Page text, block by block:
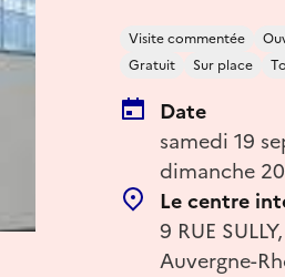
Visite commentée
Gratuit
Sur place
Date
samedi 19
dimanche
Le centre
9 RUE
Auvergne-